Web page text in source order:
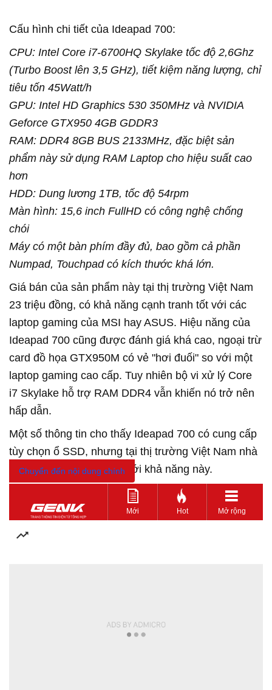
Cấu hình chi tiết của Ideapad 700:
CPU: Intel Core i7-6700HQ Skylake tốc độ 2,6Ghz
(Turbo Boost lên 3,5 GHz), tiết kiệm năng lượng, chỉ
tiêu tốn 45Watt/h
GPU: Intel HD Graphics 530 350MHz và NVIDIA
Geforce GTX950 4GB GDDR3
RAM: DDR4 8GB BUS 2133MHz, đặc biệt sản
phẩm này sử dụng RAM Laptop cho hiệu suất cao
hơn
HDD: Dung lương 1TB, tốc độ 54rpm
Màn hình: 15,6 inch FullHD có công nghệ chống
chói
Máy có một bàn phím đầy đủ, bao gồm cả phần
Numpad, Touchpad có kích thước khá lớn.
Giá bán của sản phẩm này tại thị trường Việt Nam
23 triệu đồng, có khả năng cạnh tranh tốt với các
laptop gaming của MSI hay ASUS. Hiệu năng của
Ideapad 700 cũng được đánh giá khá cao, ngoại trừ
card đồ họa GTX950M có vẻ "hơi đuối" so với một
laptop gaming cao cấp. Tuy nhiên bộ vi xử lý Core
i7 Skylake hỗ trợ RAM DDR4 vẫn khiến nó trở nên
hấp dẫn.
Một số thông tin cho thấy Ideapad 700 có cung cấp
tùy chọn ổ SSD, nhưng tại thị trường Việt Nam nhà
phân phối không đề cập tới khả năng này.
Chuyển đến nội dung chính
Mới Hot Mở rộng